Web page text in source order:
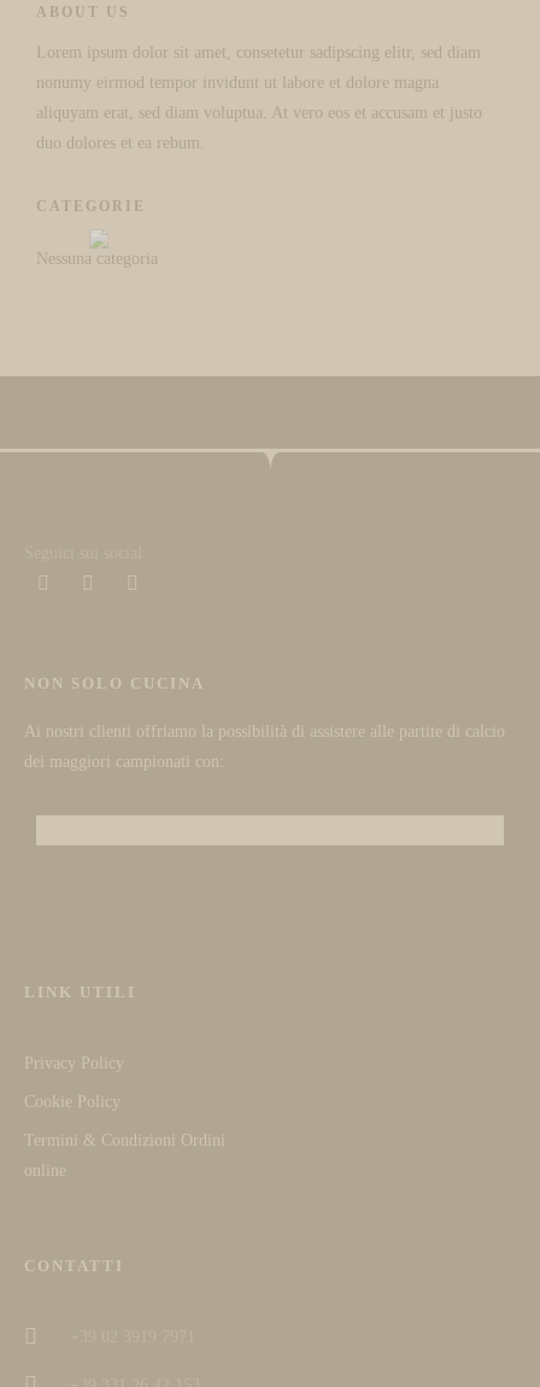
ABOUT US
Lorem ipsum dolor sit amet, consetetur sadipscing elitr, sed diam
nonumy eirmod tempor invidunt ut labore et dolore magna
aliquyam erat, sed diam voluptua. At vero eos et accusam et justo
duo dolores et ea rebum.
CATEGORIE
Nessuna categoria
NON SOLO CUCINA
Ai nostri clienti offriamo la possibilità di assistere alle partite di calcio
dei maggiori campionati con:
LINK UTILI
Privacy Policy
Cookie Policy
Termini & Condizioni Ordini
online
CONTATTI